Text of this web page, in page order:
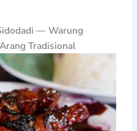
— Warung
Tradisional